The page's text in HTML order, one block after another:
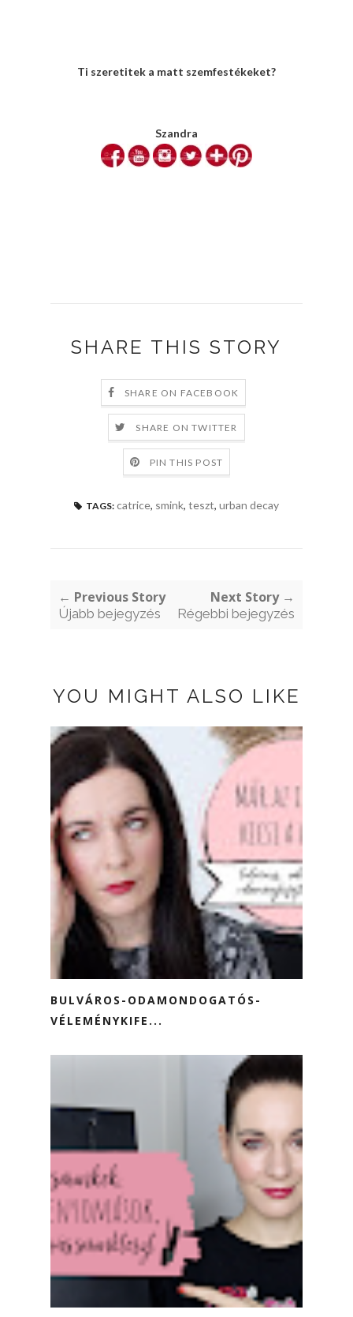
Ti szeretitek a matt szemfestékeket?
Szandra
SHARE THIS STORY
SHARE ON FACEBOOK
SHARE ON TWITTER
PIN THIS POST
TAGS: catrice, smink, teszt, urban decay
← Previous Story
Újabb bejegyzés
Next Story →
Régebbi bejegyzés
YOU MIGHT ALSO LIKE
BULVÁROS-ODAMONDOGATÓS-
VÉLEMÉNYKIFE...